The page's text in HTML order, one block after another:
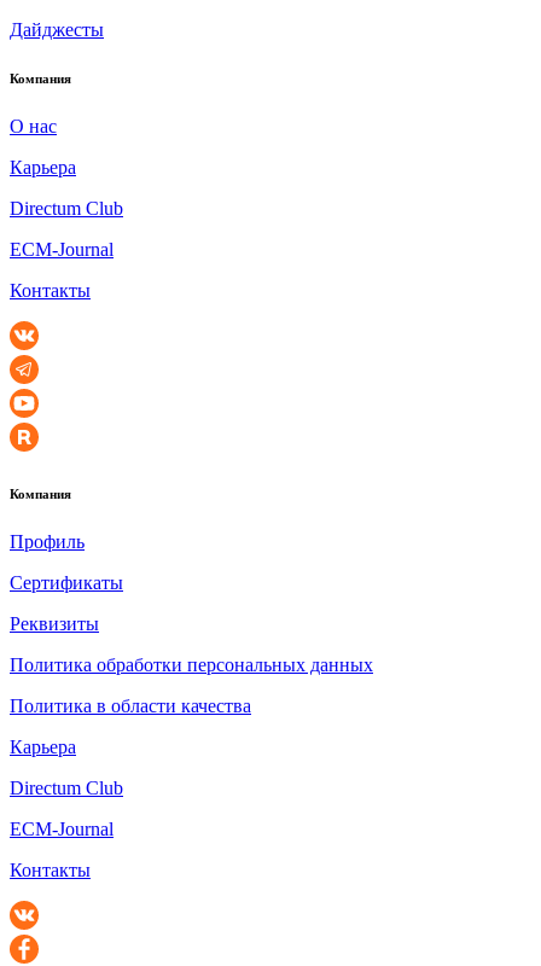
Дайджесты
Компания
О нас
Карьера
Directum Club
ECM-Journal
Контакты
Компания
Профиль
Сертификаты
Реквизиты
Политика обработки персональных данных
Политика в области качества
Карьера
Directum Club
ECM-Journal
Контакты